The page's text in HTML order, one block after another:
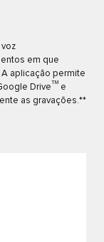
em que
aplicação permite
DriveTM e
as gravações.**